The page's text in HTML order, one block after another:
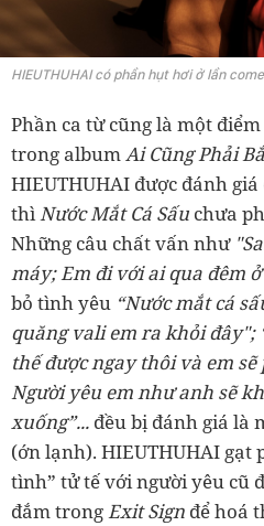
HIEUTHUHAI có phần hụt hơi ở lần
Phần ca từ cũng là một
trong albumAi Cũng Phải
HIEUTHUHAI được đánh
thìNước Mắt Cá Sấu chưa
Những câu chất vấn như
máy; Em đi với ai qua đêm
bỏ tình yêu “Nước mắt cá
quăng vali em ra khỏi đây";
thế được ngay thôi và em
Người yêu em như anh sẽ
xuống”... đều bị đánh giá là
(ớn lạnh). HIEUTHUHAI gạt
tình” tử tế với người yêu cũ
đắm trongExit Sign để hoá